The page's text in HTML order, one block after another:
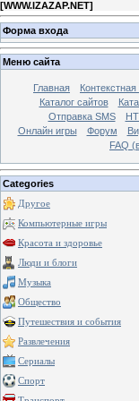
[WWW.IZAZAP.NET]
Форма входа
Меню сайта
Главная
Каталог сайтов
Отправка SMS
Онлайн игры
Форум
FAQ
Categories
Другое
Компьютерные игры
Красота и здоровье
Люди и блоги
Музыка
Общество
Путешествия и события
Развлечения
Сериалы
Спорт